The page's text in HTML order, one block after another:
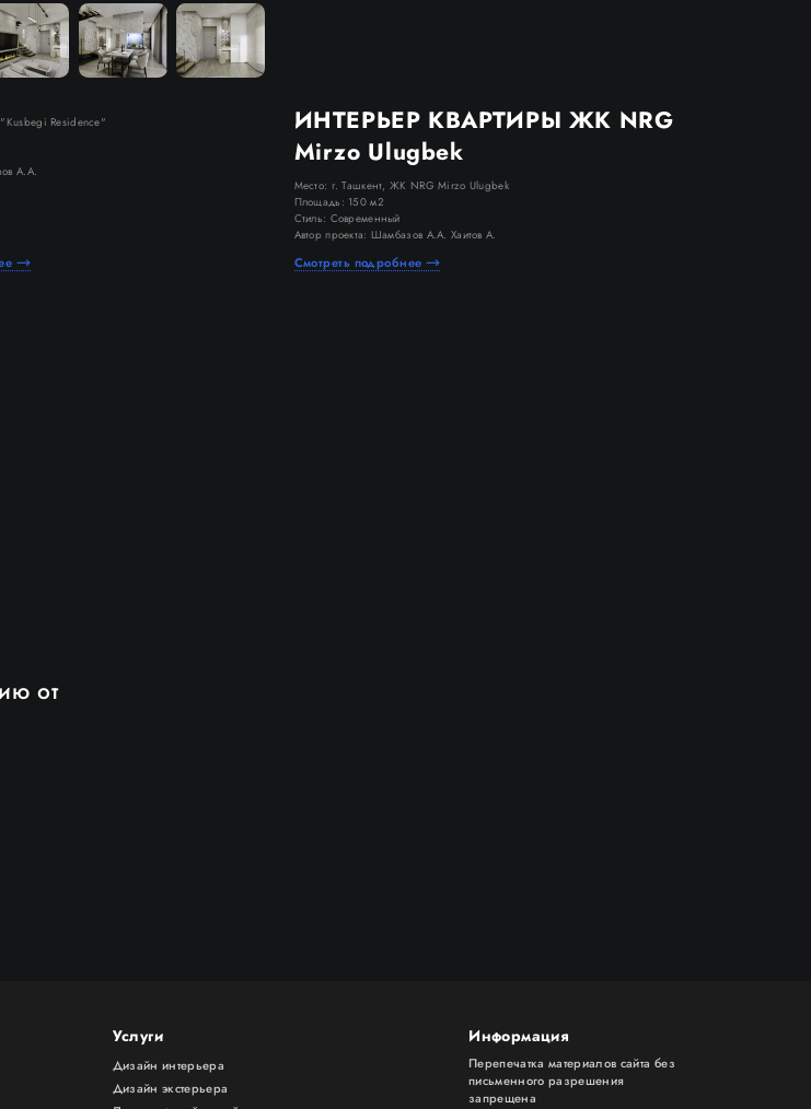
Residence"
А.А.
ИНТЕРЬЕР КВАРТИРЫ ЖК NRG
Mirzo Ulugbek
Место: г. Ташкент, ЖК NRG Mirzo Ulugbek
Площадь: 150 м2
Стиль: Современный
Автор проекта: Шамбазов А.А. Хаитов А.
Смотреть подробнее
от
Услуги
Дизайн интерьера
Дизайн экстерьера
Информация
Перепечатка материалов сайта без
письменного разрешения
запрещена